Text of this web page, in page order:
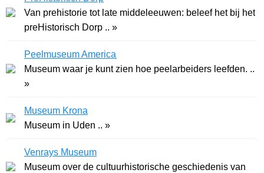
Van prehistorie tot late middeleeuwen: beleef het bij het
preHistorisch Dorp .. »
Peelmuseum America
Museum waar je kunt zien hoe peelarbeiders leefden. ..
»
Museum Krona
Museum in Uden .. »
Venrays Museum
Museum over de cultuurhistorische geschiedenis van